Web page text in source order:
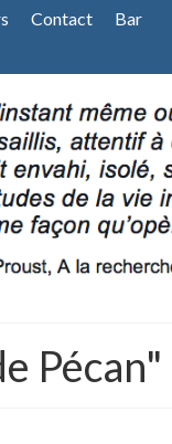
Contact Bar
Pécan"